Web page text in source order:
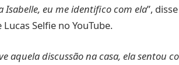
Isabelle, eu me identifico com ela”,
Selfie no YouTube.
aquela discussão na casa, ela sentou